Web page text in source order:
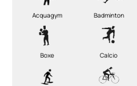
Acquagym Badminton
Boxe Calcio